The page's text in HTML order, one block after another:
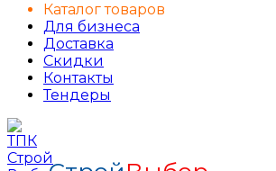
Каталог товаров
Для бизнеса
Доставка
Скидки
Контакты
Тендеры